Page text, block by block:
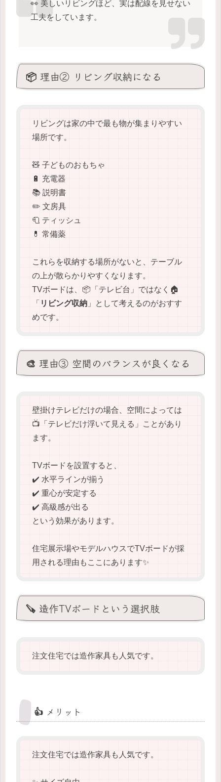
👀 美しいリビングほど、実は配線を見せない
工夫をしています。
📦 理由② リビング収納になる
リビングは家の中で最も物が集まりやすい
場所です。
🧸 子どものおもちゃ
🔋 充電器
📚 説明書
✏️ 文房具
🧻 ティッシュ
💊 常備薬
これらを収納する場所がないと、テーブル
の上が散らかりやすくなります。
TVボードは、📦「テレビ台」ではなく🏠
「 リビング収納 」として考えるのがおすす
めです。
🎨 理由③ 空間のバランスが良くなる
壁掛けテレビだけの場合、空間によっては
📺「テレビだけ浮いて見える」ことがあり
ます。
TVボードを設置すると、
✔️ 水平ラインが揃う
✔️ 重心が安定する
✔️ 高級感が出る
という効果があります。
住宅展示場やモデルハウスでTVボードが採
用される理由もここにあります✨
🪚 造作TVボードという選択肢
注文住宅では造作家具も人気です。
👍 メリット
注文住宅では造作家具も人気です。